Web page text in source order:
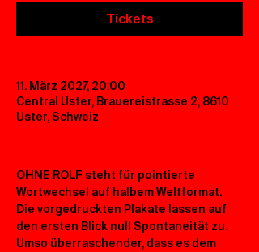
Tickets
11. März 2027, 20:00
Central Uster, Brauereistrasse 2, 8610
Uster, Schweiz
OHNE ROLF steht für pointierte
Wortwechsel auf halbem Weltformat.
Die vorgedruckten Plakate lassen auf
den ersten Blick null Spontaneität zu.
Umso überraschender, dass es dem